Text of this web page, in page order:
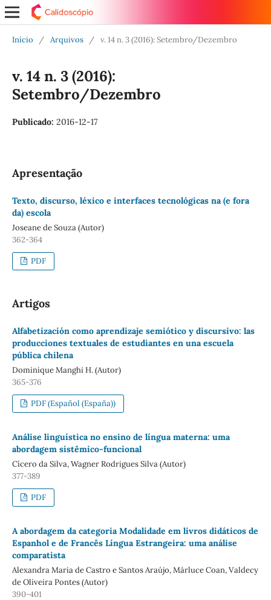
Início / Arquivos / v. 14 n. 3 (2016): Setembro/Dezembro
v. 14 n. 3 (2016):
Setembro/Dezembro
Publicado: 2016-12-17
Apresentação
Texto, discurso, léxico e interfaces tecnológicas na (e fora
da) escola
Joseane de Souza (Autor)
362-364
PDF
Artigos
Alfabetización como aprendizaje semiótico y discursivo: las
producciones textuales de estudiantes en una escuela
pública chilena
Dominique Manghi H. (Autor)
365-376
PDF (Español (España))
Análise linguística no ensino de língua materna: uma
abordagem sistêmico-funcional
Cícero da Silva, Wagner Rodrigues Silva (Autor)
377-389
PDF
A abordagem da categoria Modalidade em livros didáticos de
Espanhol e de Francês Língua Estrangeira: uma análise
comparatista
Alexandra Maria de Castro e Santos Araújo, Márluce Coan, Valdecy
de Oliveira Pontes (Autor)
390-401